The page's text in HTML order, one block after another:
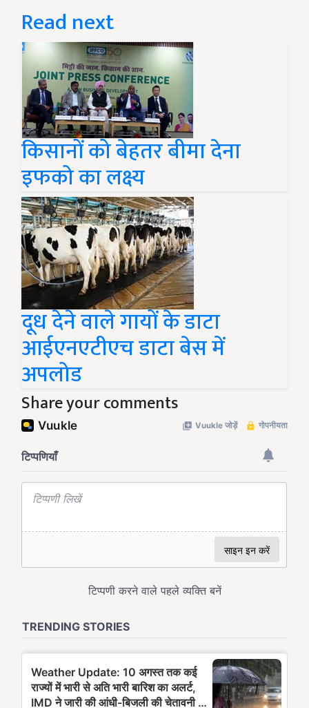
Read next
किसानों को बेहतर बीमा देना
इफको का लक्ष्य
दूध देने वाले गायों के डाटा
आईएनएटीएच डाटा बेस में
अपलोड
Share your comments